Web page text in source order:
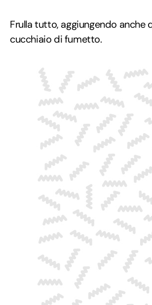
Frulla tutto, aggiungendo anche
cucchiaio di fumetto.